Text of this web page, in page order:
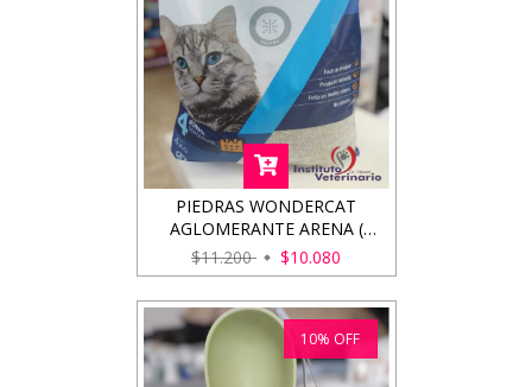
PIEDRAS WONDERCAT
AGLOMERANTE ARENA (
NEUTRO ) 4KG
$11.200 $10.080
10% OFF